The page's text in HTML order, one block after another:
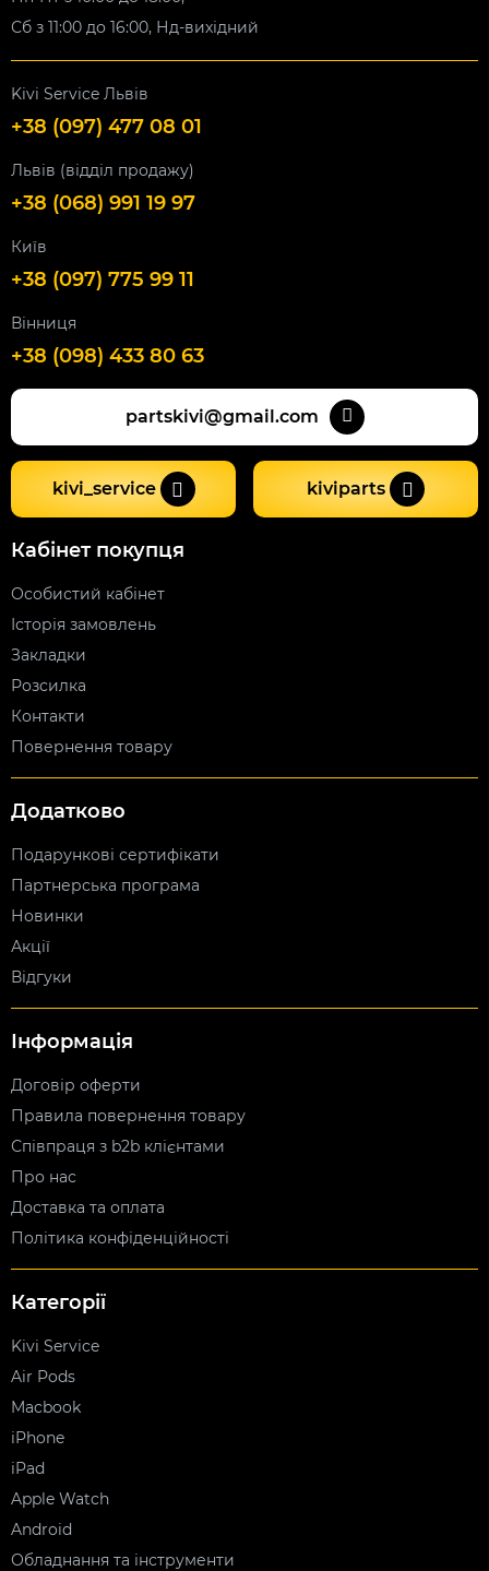
Сб з 11:00 до 16:00, Нд-вихідний
Kivi Service Львів
+38 (097) 477 08 01
Львів (відділ продажу)
+38 (068) 991 19 97
Київ
+38 (097) 775 99 11
Вінниця
+38 (098) 433 80 63
partskivi@gmail.com
kivi_service kiviparts
Кабінет покупця
Особистий кабінет
Історія замовлень
Закладки
Розсилка
Контакти
Повернення товару
Додатково
Подарункові сертифікати
Партнерська програма
Новинки
Акції
Відгуки
Інформація
Договір оферти
Правила повернення товару
Співпраця з b2b клієнтами
Про нас
Доставка та оплата
Політика конфіденційності
Категорії
Kivi Service
Air Pods
Macbook
iPhone
iPad
Apple Watch
Android
Обладнання та інструменти